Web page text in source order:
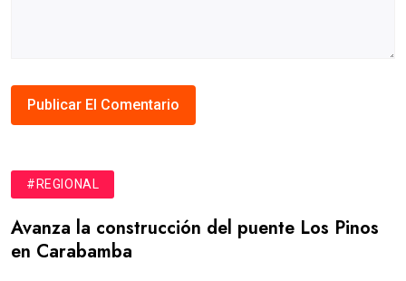
#REGIONAL
Avanza la construcción del puente Los Pinos
en Carabamba